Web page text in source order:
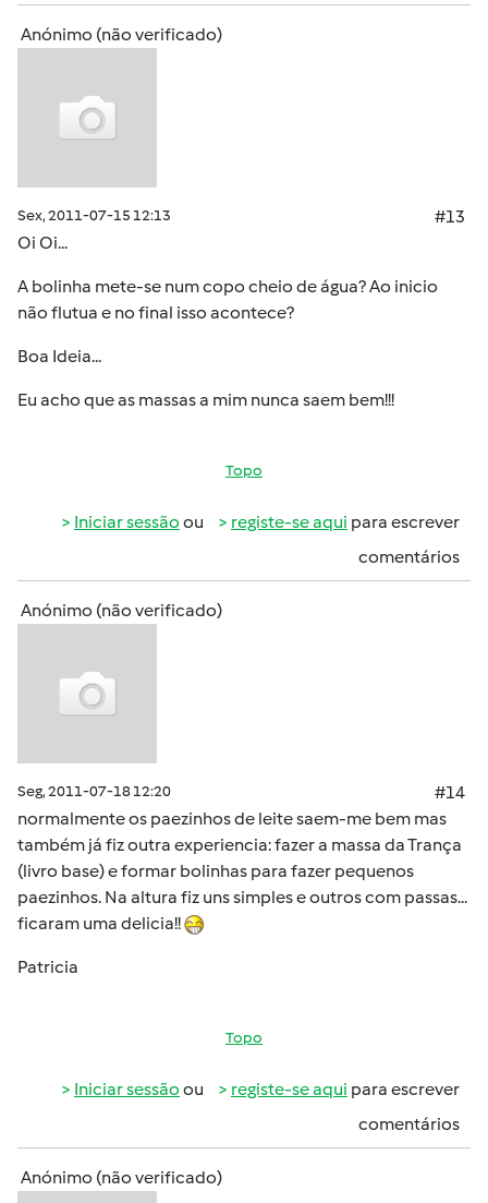
Anónimo (não verificado)
Sex, 2011-07-15 12:13
#13
Oi Oi...
A bolinha mete-se num copo cheio de água? Ao inicio
não flutua e no final isso acontece?
Boa Ideia...
Eu acho que as massas a mim nunca saem bem!!!
Topo
Iniciar sessão ou registe-se aqui para escrever
comentários
Anónimo (não verificado)
Seg, 2011-07-18 12:20
#14
normalmente os paezinhos de leite saem-me bem mas
também já fiz outra experiencia: fazer a massa da Trança
(livro base) e formar bolinhas para fazer pequenos
paezinhos. Na altura fiz uns simples e outros com passas...
ficaram uma delicia!!
Patricia
Topo
Iniciar sessão ou registe-se aqui para escrever
comentários
Anónimo (não verificado)